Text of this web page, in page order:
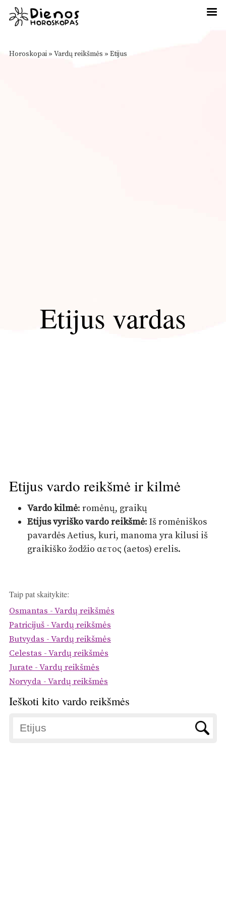
Horoskopai » Vardų reikšmės » Etijus
Etijus vardas
Etijus vardo reikšmė ir kilmė
Vardo kilmė: romėnų, graikų
Etijus vyriško vardo reikšmė: Iš romėniškos
pavardės Aetius, kuri, manoma yra kilusi iš
graikiško žodžio αετος (aetos) erelis.
Taip pat skaitykite:
Osmantas - Vardų reikšmės
Patricijuš - Vardų reikšmės
Butvydas - Vardų reikšmės
Celestas - Vardų reikšmės
Jurate - Vardų reikšmės
Norvyda - Vardų reikšmės
Ieškoti kito vardo reikšmės